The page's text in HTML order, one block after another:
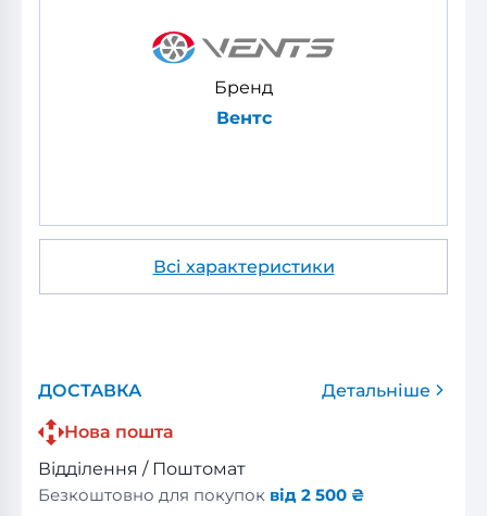
Бренд
Вентс
Всі характеристики
ДОСТАВКА
Детальніше
Нова пошта
Відділення / Поштомат
Безкоштовно для покупок від 2 500 ₴